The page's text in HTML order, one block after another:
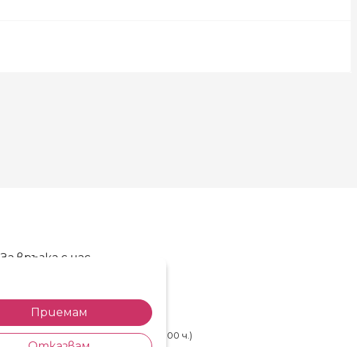
За връзка с нас
тел: 0885 514 577
e-mail: shop@kosara.bg
Всеки делничен ден (от 8.30 до 17.00 ч.)
Приемам